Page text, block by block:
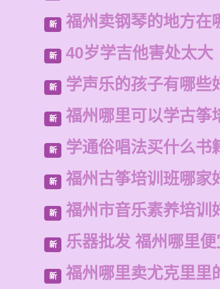
新 福州卖钢琴的地方在
新 40岁学吉他害处太大
新 学声乐的孩子有哪些
新 福州哪里可以学古筝
新 学通俗唱法买什么书
新 福州古筝培训班哪家
新 福州市音乐素养培训
新 乐器批发 福州哪里
新 福州哪里卖尤克里里